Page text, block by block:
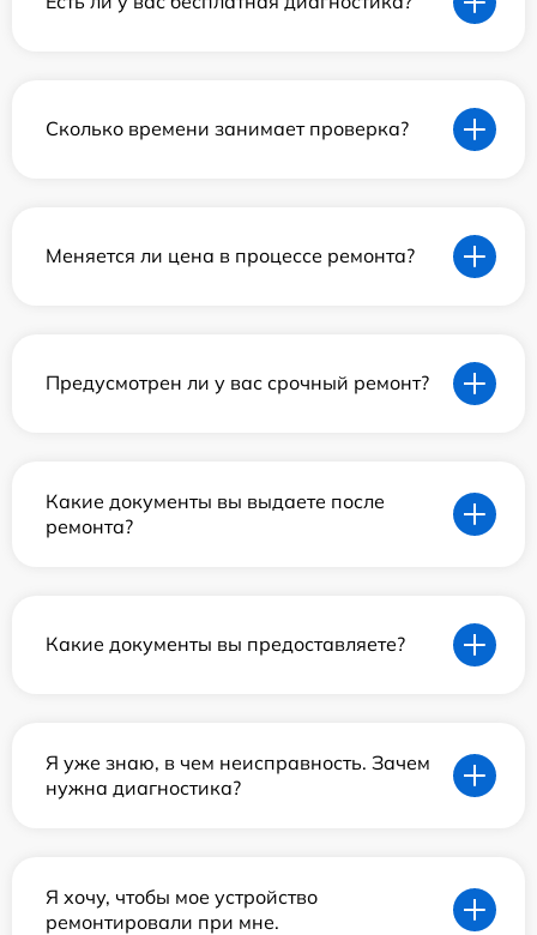
Сколько времени занимает проверка?
Меняется ли цена в процессе ремонта?
Предусмотрен ли у вас срочный ремонт?
Какие документы вы выдаете после
ремонта?
Какие документы вы предоставляете?
Я уже знаю, в чем неисправность. Зачем
нужна диагностика?
Я хочу, чтобы мое устройство
ремонтировали при мне.